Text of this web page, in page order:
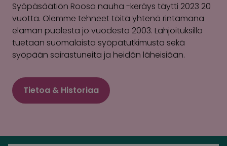
Syöpäsäätiön Roosa nauha -keräys täytti 2023 20
vuotta. Olemme tehneet töitä yhtenä rintamana
elämän puolesta jo vuodesta 2003. Lahjoituksilla
tuetaan suomalaista syöpätutkimusta sekä
syöpään sairastuneita ja heidän läheisiään.
Tietoa & Historiaa